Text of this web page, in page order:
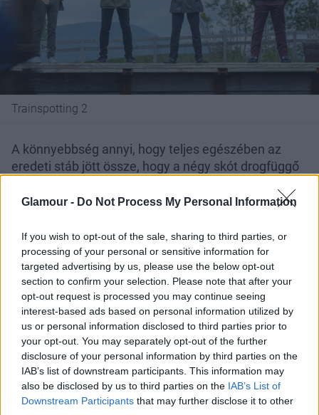
Glamour - Do Not Process My Personal Information
If you wish to opt-out of the sale, sharing to third parties, or
processing of your personal or sensitive information for
targeted advertising by us, please use the below opt-out
section to confirm your selection. Please note that after your
opt-out request is processed you may continue seeing
interest-based ads based on personal information utilized by
us or personal information disclosed to third parties prior to
your opt-out. You may separately opt-out of the further
disclosure of your personal information by third parties on the
IAB’s list of downstream participants. This information may
also be disclosed by us to third parties on the IAB’s List of
Downstream Participants that may further disclose it to other
Trainspotting 2
A könnyebbség annyi, hogy teljes egészében az
eredeti stáb jött össze, hogy a négy skót drogfüggő
esély arra, hogy másodszor is sikerül majd olyan
mindenesetre a február elején a mozikba kerülő
folytatást nem fogjuk kihagyni.
Jó sok év eltelt mióta Sparrow kapitány utoljára
vitorlát bontott. A történet azonban folytatódik, és
Johnny Depp visszatérikonikus figurájához, hogy
újabb természetfeletti erőkkel küzdjön meg a
tengeren.